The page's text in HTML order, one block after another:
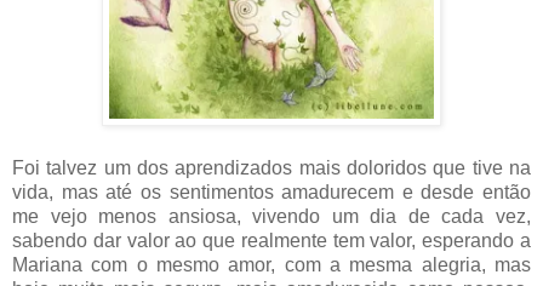
Foi talvez um dos aprendizados mais doloridos que tive na
vida, mas até os sentimentos amadurecem e desde então
me vejo menos ansiosa, vivendo um dia de cada vez,
sabendo dar valor ao que realmente tem valor, esperando a
Mariana com o mesmo amor, com a mesma alegria, mas